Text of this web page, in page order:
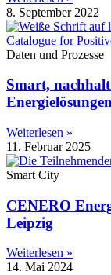
8. September 2022
Daten und Prozesse
Smart,
Weiterlesen »
11. Februar 2025
Smart City
CENERO
Leipzig
Weiterlesen »
14. Mai 2024